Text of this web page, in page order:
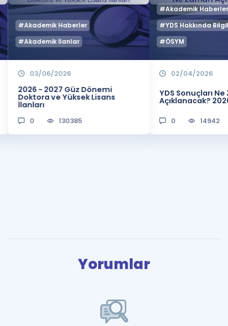
#Akademik Haberler
#Akademik İlanlar
03/06/2026
2026 - 2027 Güz Dönemi
Doktora ve Yüksek Lisans
İlanları
0 130385
#Akademik
#YDS Hakkında
#ÖSYM
02/04/2026
YDS Sonuçları
Açıklanacak?
0 14942
Yorumlar